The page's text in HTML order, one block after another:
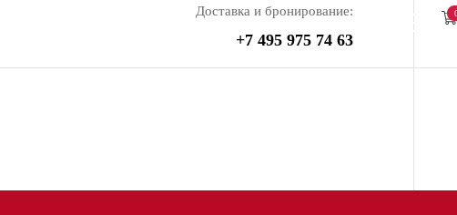
Доставка и бронирование:
+7 495 975 74 63